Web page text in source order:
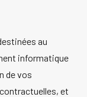
au
informatique
de vos
et